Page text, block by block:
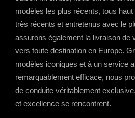
modèles les plus récents, tous
très récents et entretenus avec le
assurons également la livraison de
vers toute destination en Europe.
modèles iconiques et à un service
remarquablement efficace, nous
de conduite véritablement
et excellence se rencontrent.